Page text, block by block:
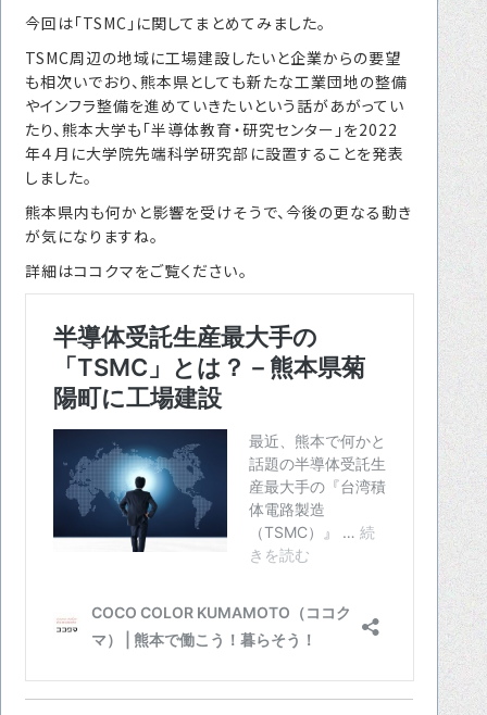
転職者の声
キャリア採用をお考えの企業様へ
選ばれる４つの理由
４つの特長で解決
独自の採用スキーム
お問い合わせ
プライバシーポリシー
今回は「TSMC」に関してまとめてみました。
TSMC周辺の地域に工場建設したいと企業からの要望
も相次いでおり、熊本県としても新たな工業団地の整備
やインフラ整備を進めていきたいという話があがってい
たり、熊本大学も「半導体教育・研究センター」を2022
年４月に大学院先端科学研究部に設置することを発表
しました。
熊本県内も何かと影響を受けそうで、今後の更なる動き
が気になりますね。
詳細はココクマをご覧ください。